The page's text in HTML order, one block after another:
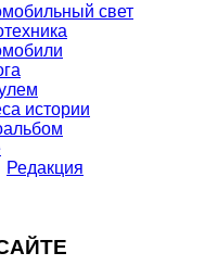
свет
истории
Редакция